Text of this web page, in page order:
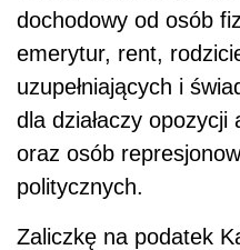
dochodowy od osób
emerytur, rent,
uzupełniających i
dla działaczy
oraz osób
politycznych.
Zaliczkę na podatek